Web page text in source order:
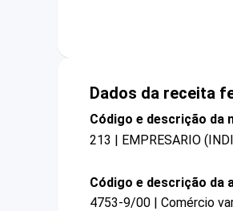
Dados da receita
Código e descrição da
213 | EMPRESARIO
Código e descrição da
4753-9/00 | Comércio